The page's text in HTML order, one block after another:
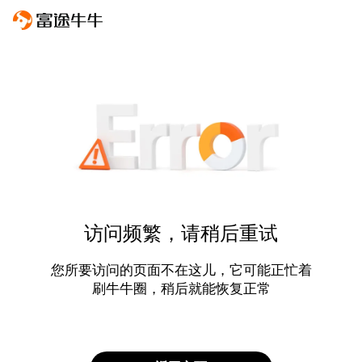
访问频繁，请稍后重试
您所要访问的页面不在这儿，它可能正忙着
刷牛牛圈，稍后就能恢复正常